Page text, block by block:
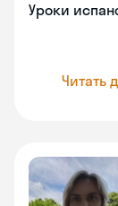
Уроки
Читать